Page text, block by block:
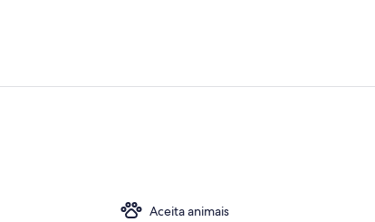
Aceita animais